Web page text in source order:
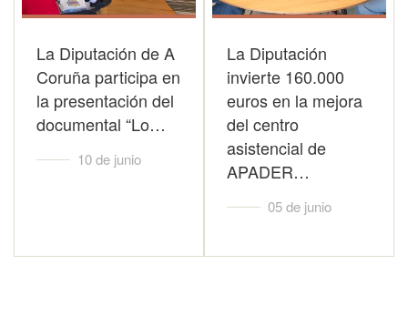
La Diputación de A
Coruña participa en
la presentación del
documental “Lo…
10 de junio
La Diputación
invierte 160.000
euros en la mejora
del centro
asistencial de
APADER…
05 de junio